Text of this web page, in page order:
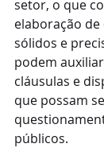
setor, o que
elaboração
sólidos e
podem
cláusulas e
que possam
públicos.